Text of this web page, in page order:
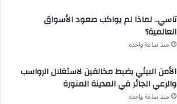
تاسي.. لماذا لم يواكب صعود الأسواق
العالمية؟
منذ ساعة واحدة
الأمن البيئي يضبط مخالفين لاستغلال الرواسب
والرعي الجائر في المدينة المنورة
منذ ساعة واحدة